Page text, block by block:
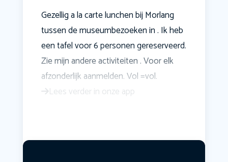
Gezellig a la carte lunchen bij Morlang
tussen de museumbezoeken in . Ik heb
een tafel voor 6 personen gereserveerd.
Zie mijn andere activiteiten . Voor elk
afzonderlijk aanmelden. Vol =vol.
Lees verder in onze app